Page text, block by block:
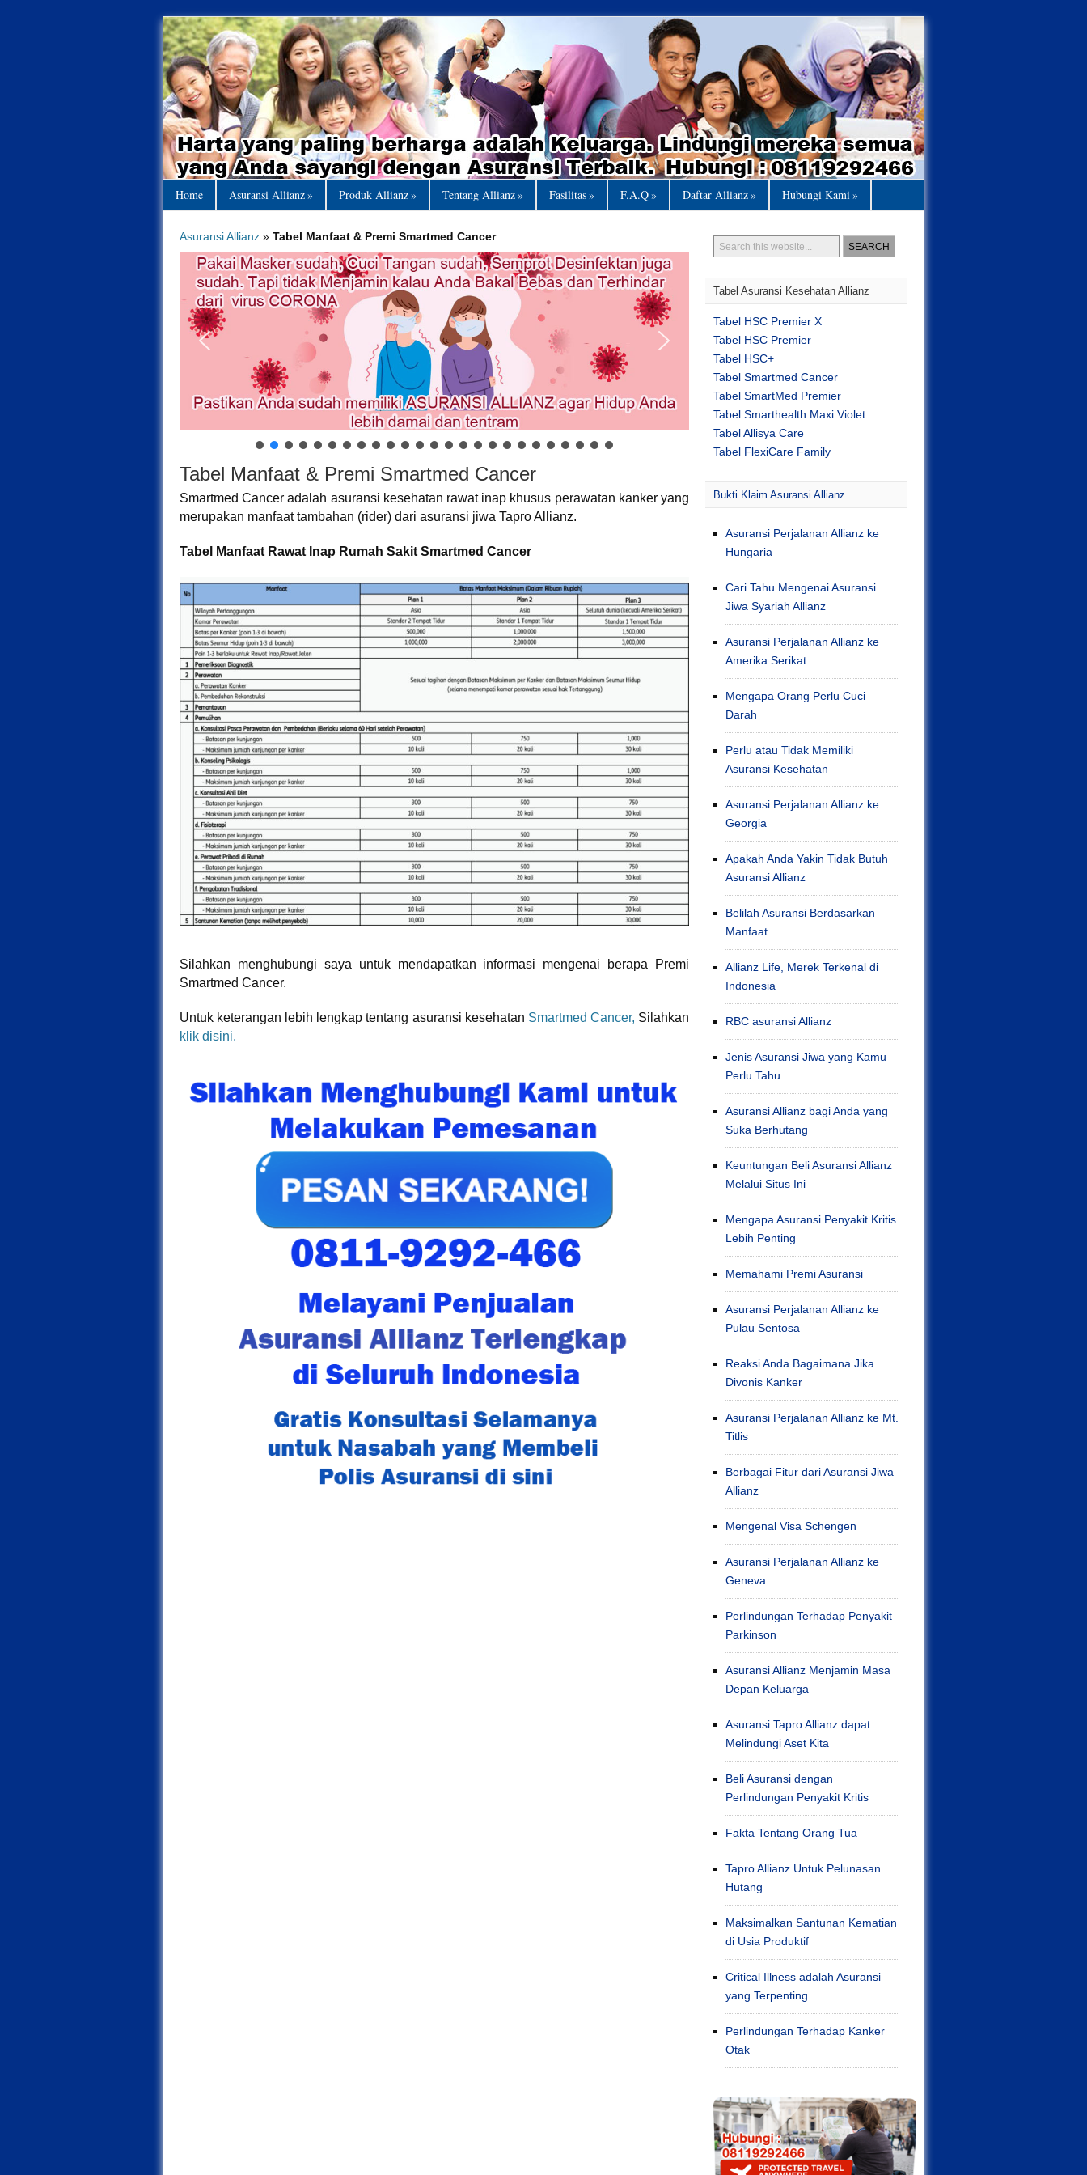
Home Asuransi Allianz» Produk Allianz» Tentang Allianz» Fasilitas» F.A.Q» Daftar Allianz» Hubungi Kami»
Asuransi Allianz » Tabel Manfaat & Premi Smartmed Cancer
Tabel Manfaat & Premi Smartmed Cancer
Smartmed Cancer adalah asuransi kesehatan rawat inap khusus perawatan kanker yang
merupakan manfaat tambahan (rider) dari asuransi jiwa Tapro Allianz.
Tabel Manfaat Rawat Inap Rumah Sakit Smartmed Cancer
Silahkan menghubungi saya untuk mendapatkan informasi mengenai berapa Premi
Smartmed Cancer.
Untuk keterangan lebih lengkap tentang asuransi kesehatan Smartmed Cancer, Silahkan
klik disini.
Tabel Asuransi Kesehatan Allianz
Tabel HSC Premier X
Tabel HSC Premier
Tabel HSC+
Tabel Smartmed Cancer
Tabel SmartMed Premier
Tabel Smarthealth Maxi Violet
Tabel Allisya Care
Tabel FlexiCare Family
Bukti Klaim Asuransi Allianz
Asuransi Perjalanan Allianz ke
Hungaria
Cari Tahu Mengenai Asuransi
Jiwa Syariah Allianz
Asuransi Perjalanan Allianz ke
Amerika Serikat
Mengapa Orang Perlu Cuci
Darah
Perlu atau Tidak Memiliki
Asuransi Kesehatan
Asuransi Perjalanan Allianz ke
Georgia
Apakah Anda Yakin Tidak Butuh
Asuransi Allianz
Belilah Asuransi Berdasarkan
Manfaat
Allianz Life, Merek Terkenal di
Indonesia
RBC asuransi Allianz
Jenis Asuransi Jiwa yang Kamu
Perlu Tahu
Asuransi Allianz bagi Anda yang
Suka Berhutang
Keuntungan Beli Asuransi Allianz
Melalui Situs Ini
Mengapa Asuransi Penyakit Kritis
Lebih Penting
Memahami Premi Asuransi
Asuransi Perjalanan Allianz ke
Pulau Sentosa
Reaksi Anda Bagaimana Jika
Divonis Kanker
Asuransi Perjalanan Allianz ke Mt.
Titlis
Berbagai Fitur dari Asuransi Jiwa
Allianz
Mengenal Visa Schengen
Asuransi Perjalanan Allianz ke
Geneva
Perlindungan Terhadap Penyakit
Parkinson
Asuransi Allianz Menjamin Masa
Depan Keluarga
Asuransi Tapro Allianz dapat
Melindungi Aset Kita
Beli Asuransi dengan
Perlindungan Penyakit Kritis
Fakta Tentang Orang Tua
Tapro Allianz Untuk Pelunasan
Hutang
Maksimalkan Santunan Kematian
di Usia Produktif
Critical Illness adalah Asuransi
yang Terpenting
Perlindungan Terhadap Kanker
Otak